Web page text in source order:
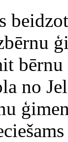
bērnu
no